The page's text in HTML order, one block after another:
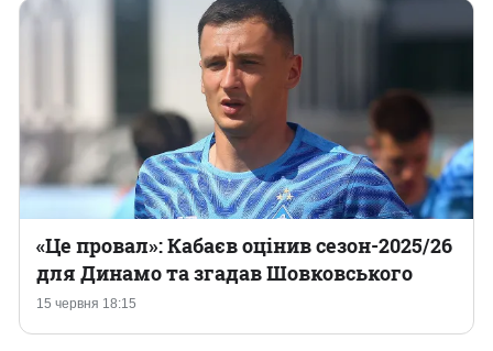
15 червня 18:15
«Це провал»: Кабаєв оцінив сезон-2025/26
для Динамо та згадав Шовковського